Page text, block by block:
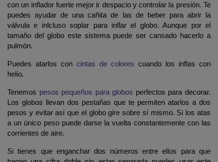
con un inflador fuerte mejor ir despacio y controlar la presión. Te
puedes ayudar de una cañita de las de beber para abrir la
válvula e inlcluso soplar para inflar el globo. Aunque por el
tamaño del globo este sistema puede ser cansado hacerlo a
pulmón.
Puedes atarlos con cintas de colores cuando los inflas con
helio.
Tenemos pesos pequeños para globos perfectos para decorar.
Los globos llevan dos pestañas que te permiten atarlos a dos
pesos y evitar así que el globo gire sobre sí mismo. Si los atas
a un único peso puede darse la vuelta constantemente con las
corrientes de aire.
Si tienes que enganchar dos números entre ellos para que